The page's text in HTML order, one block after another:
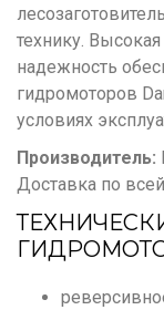
технику.
надежность
гидромоторов
условиях
Производитель:
Доставка по